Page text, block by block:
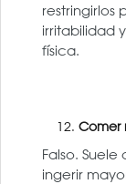
restringirlos
irritabilidad
física.
Comer
Falso.
ingerir